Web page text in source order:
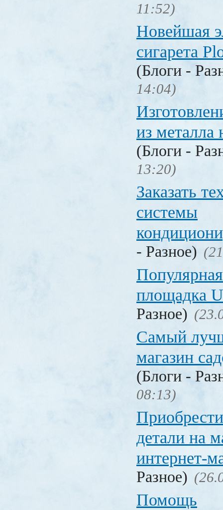
11:52)
Новейшая
сигарета
(Блоги -
14:04)
из
(Блоги -
13:20)
Заказать
системы
- Разное)
площадка
Разное)
Самый
магазин
(Блоги -
08:13)
детали на
интернет-
Разное)
Помощь